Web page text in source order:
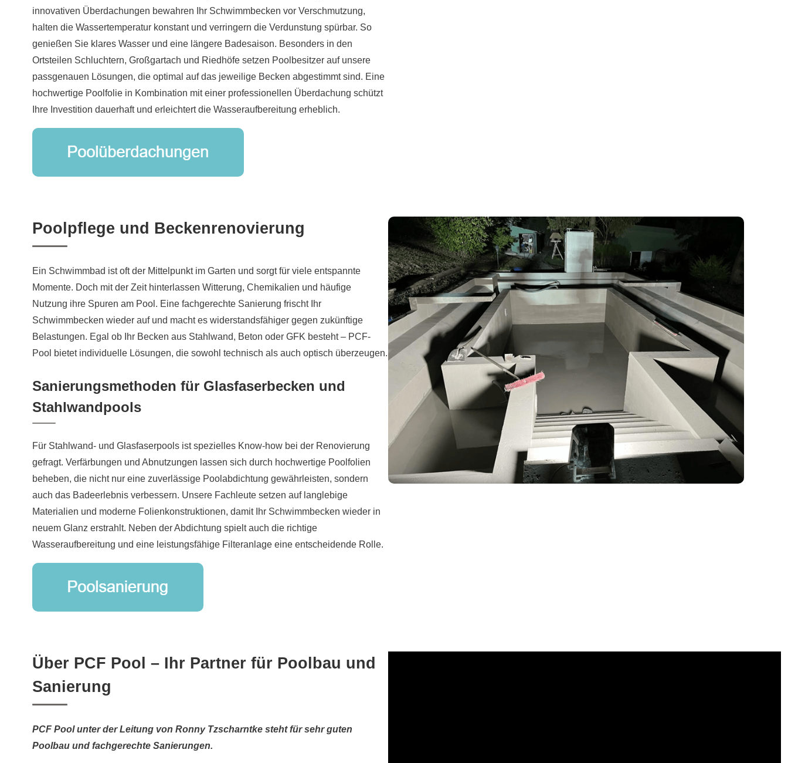
innovativen Überdachungen bewahren Ihr Schwimmbecken vor Verschmutzung,
halten die Wassertemperatur konstant und verringern die Verdunstung spürbar. So
genießen Sie klares Wasser und eine längere Badesaison. Besonders in den
Ortsteilen Schluchtern, Großgartach und Riedhöfe setzen Poolbesitzer auf unsere
passgenauen Lösungen, die optimal auf das jeweilige Becken abgestimmt sind. Eine
hochwertige Poolfolie in Kombination mit einer professionellen Überdachung schützt
Ihre Investition dauerhaft und erleichtert die Wasseraufbereitung erheblich.
Poolpflege und Beckenrenovierung
Ein Schwimmbad ist oft der Mittelpunkt im Garten und sorgt für viele entspannte
Momente. Doch mit der Zeit hinterlassen Witterung, Chemikalien und häufige
Nutzung ihre Spuren am Pool. Eine fachgerechte Sanierung frischt Ihr
Schwimmbecken wieder auf und macht es widerstandsfähiger gegen zukünftige
Belastungen. Egal ob Ihr Becken aus Stahlwand, Beton oder GFK besteht – PCF-
Pool bietet individuelle Lösungen, die sowohl technisch als auch optisch überzeugen.
Sanierungsmethoden für Glasfaserbecken und
Stahlwandpools
Für Stahlwand- und Glasfaserpools ist spezielles Know-how bei der Renovierung
gefragt. Verfärbungen und Abnutzungen lassen sich durch hochwertige Poolfolien
beheben, die nicht nur eine zuverlässige Poolabdichtung gewährleisten, sondern
auch das Badeerlebnis verbessern. Unsere Fachleute setzen auf langlebige
Materialien und moderne Folienkonstruktionen, damit Ihr Schwimmbecken wieder in
neuem Glanz erstrahlt. Neben der Abdichtung spielt auch die richtige
Wasseraufbereitung und eine leistungsfähige Filteranlage eine entscheidende Rolle.
Über PCF Pool – Ihr Partner für Poolbau und
Sanierung
PCF Pool unter der Leitung von Ronny Tzscharntke steht für sehr guten
Poolbau und fachgerechte Sanierungen.